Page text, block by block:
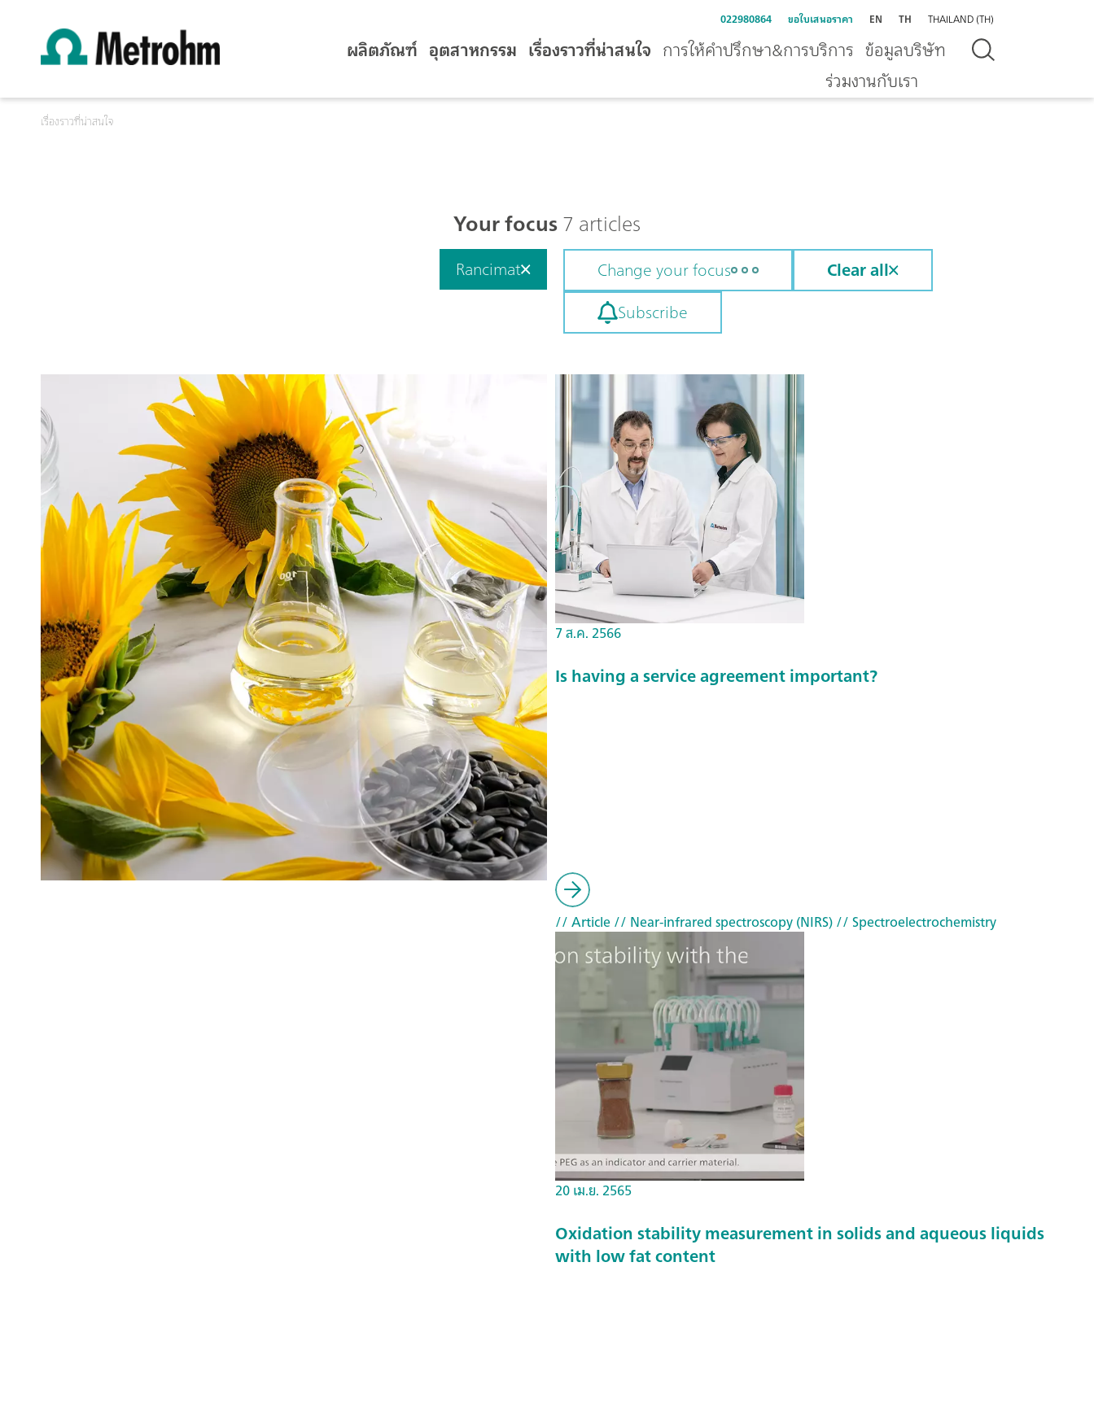
022980864 ขอใบเสนอราคา EN TH THAILAND (TH)
ผลิตภัณฑ์ อุตสาหกรรม เรื่องราวที่น่าสนใจ การให้คำปรึกษา&การบริการ ข้อมูลบริษัท
ร่วมงานกับเรา
เรื่องราวที่น่าสนใจ
Your focus7 articles
Rancimat Change your focus
Clear all
Subscribe
7 ส.ค. 2566
Is having a service agreement important?
// Article// Near-infrared spectroscopy (NIRS)// Spectroelectrochemistry
20 เม.ย. 2565
Oxidation stability measurement in solids and aqueous liquids
with low fat content